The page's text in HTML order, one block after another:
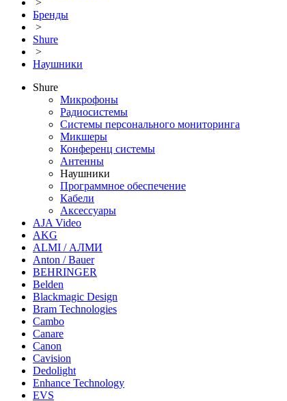
Бренды
>
Shure
>
Наушники
Shure
Микрофоны
Радиосистемы
Системы персонального мониторинга
Микшеры
Конференц системы
Антенны
Наушники
Программное обеспечение
Кабели
Аксессуары
AJA Video
AKG
ALMI / АЛМИ
Anton / Bauer
BEHRINGER
Belden
Blackmagic Design
Bram Technologies
Cambo
Canare
Canon
Cavision
Dedolight
Enhance Technology
EVS